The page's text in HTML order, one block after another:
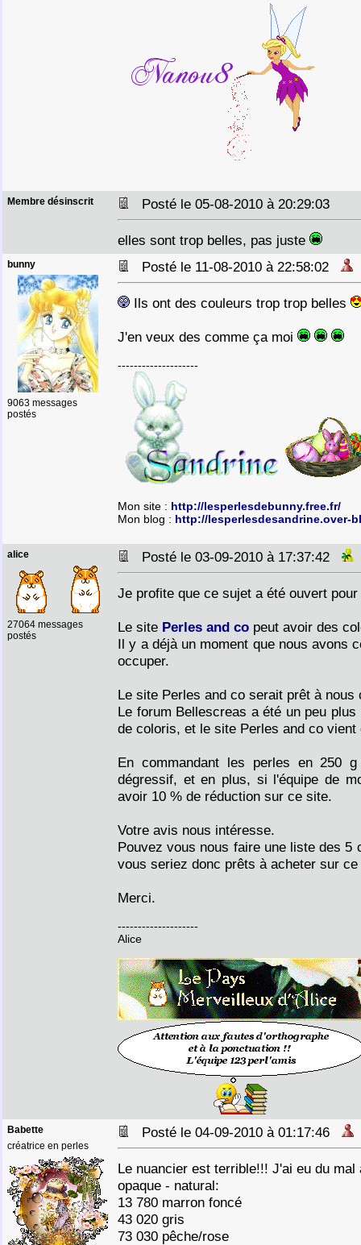
Membre désinscrit Posté le 05-08-2010 à 20:29:03
elles sont trop belles, pas juste
bunny
9063 messages
postés
Posté le 11-08-2010 à 22:58:02
Ils ont des couleurs trop trop belles
J'en veux des comme ça moi
--------------------
Mon site : http://lesperlesdebunny.free.fr/
Mon blog : http://lesperlesdesandrine.over-
alice
27064 messages
postés
Posté le 03-09-2010 à 17:37:42
Je profite que ce sujet a été ouvert pour
Le site Perles and co peut avoir des
Il y a déjà un moment que nous avons
occuper.
Le site Perles and co serait prêt à
Le forum Bellescreas a été un peu
de coloris, et le site Perles and co vient
En commandant les perles en
dégressif, et en plus, si l'équipe de
avoir 10 % de réduction sur ce site.
Votre avis nous intéresse.
Pouvez vous nous faire une liste des
vous seriez donc prêts à acheter sur
Merci.
--------------------
Alice
Babette
créatrice en perles
Posté le 04-09-2010 à 01:17:46
Le nuancier est terrible!!! J'ai eu du
opaque - natural:
13 780 marron foncé
43 020 gris
73 030 pêche/rose